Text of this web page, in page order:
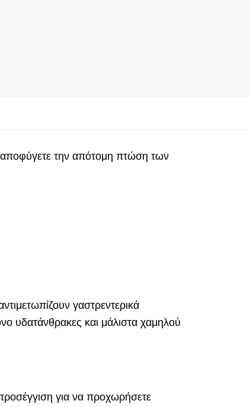
την απότομη πτώση των
γαστρεντερικά
υδατάνθρακες και μάλιστα χαμηλού
για να προχωρήσετε